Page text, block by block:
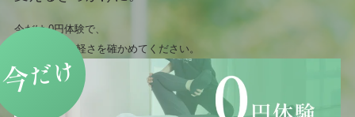
今だけ 0円体験で、
まずは身体の軽さを確かめてください。
だけ